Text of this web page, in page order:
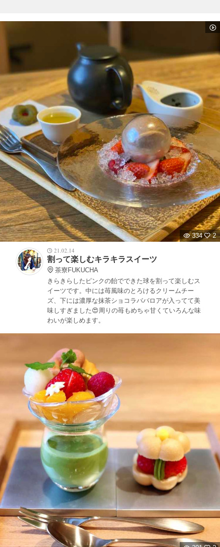
334
2
21.02.14
割って楽しむキラキラスイーツ
茶寮FUKUCHA
きらきらしたピンクの飴でできた球を割って楽しむス
イーツです。中には苺風味のとろけるクリームチー
ズ、下には濃厚な抹茶ショコラババロアが入ってて美
味しすぎました😍周りの苺もめちゃ甘くていろんな味
わいが楽しめます。